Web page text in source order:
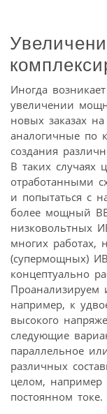
Иногда
увеличении
новых заказах
аналогичные по
создания
В таких случаях
отработанными
и попытаться с
более мощный
низковольтных
многих работах,
(супермощных)
концептуально
Проанализируем
например, к
высокого
следующие
параллельное
различных
целом,
постоянном токе.